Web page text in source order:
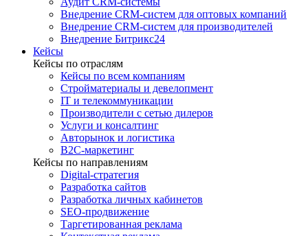
Внедрение CRM-систем для оптовых компаний
Внедрение CRM-систем для производителей
Внедрение Битрикс24
Кейсы
Кейсы по отраслям
Кейсы по всем компаниям
Стройматериалы и девелопмент
IT и телекоммуникации
Производители с сетью дилеров
Услуги и консалтинг
Авторынок и логистика
B2С-маркетинг
Кейсы по направлениям
Digital-стратегия
Разработка сайтов
Разработка личных кабинетов
SEO-продвижение
Таргетированная реклама